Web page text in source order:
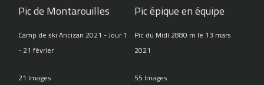
Pic de Montarouilles
Camp de ski Ancizan 2021 - Jour 1
- 21 février
21 Images
Pic épique en équipe
Pic du Midi 2880 m le 13 mars
2021
55 Images